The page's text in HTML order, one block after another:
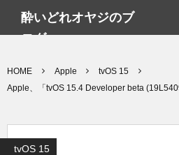
酔いどれオヤジのブ
ログwp
HOME Apple
tvOS 15
Apple、「tvOS 15.4 Developer beta
tvOS 15